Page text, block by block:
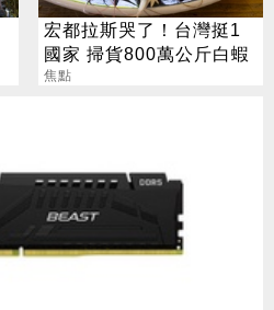
宏都拉斯哭了！台灣挺1
國家 掃貨800萬公斤白蝦
焦點